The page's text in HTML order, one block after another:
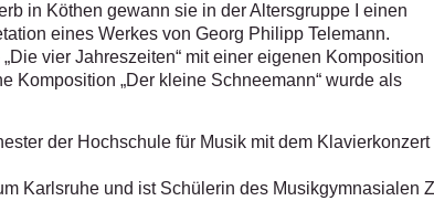
in Köthen gewann sie in der Altersgruppe I einen
eines Werkes von Georg Philipp Telemann.
vier Jahreszeiten“ mit einer eigenen Komposition
Komposition „Der kleine Schneemann“ wurde als
der Hochschule für Musik mit dem Klavierkonzert
Karlsruhe und ist Schülerin des Musikgymnasialen